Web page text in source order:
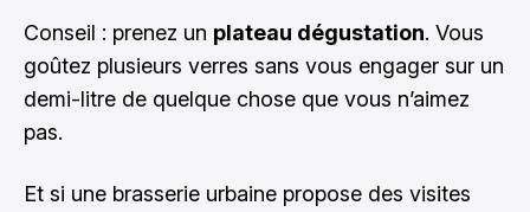
Conseil : prenez un plateau dégustation. Vous
goûtez plusieurs verres sans vous engager sur un
demi-litre de quelque chose que vous n’aimez
pas.
Et si une brasserie urbaine propose des visites